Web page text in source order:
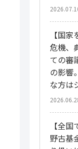
【国
危機、
ての審
の影響
な方は
【全
野古基